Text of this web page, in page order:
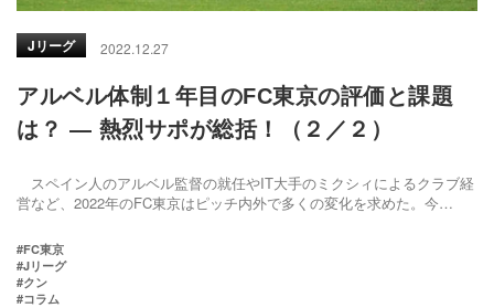
Jリーグ 2022.12.27
アルベル体制１年目のFC東京の評価と課題
は？ ― 熱烈サポが総括！（２／２）
スペイン人のアルベル監督の就任やIT大手のミクシィによるクラブ経
営など、2022年のFC東京はピッチ内外で多くの変化を求めた。今…
#FC東京
#Jリーグ
#クン
#コラム